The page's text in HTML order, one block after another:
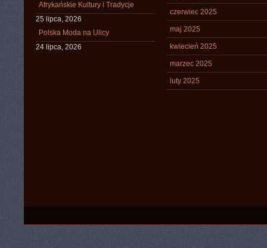
Afrykańskie Kultury i Tradycje
25 lipca, 2026
Polska Moda na Ulicy
24 lipca, 2026
czerwiec 2025
maj 2025
kwiecień 2025
marzec 2025
luty 2025